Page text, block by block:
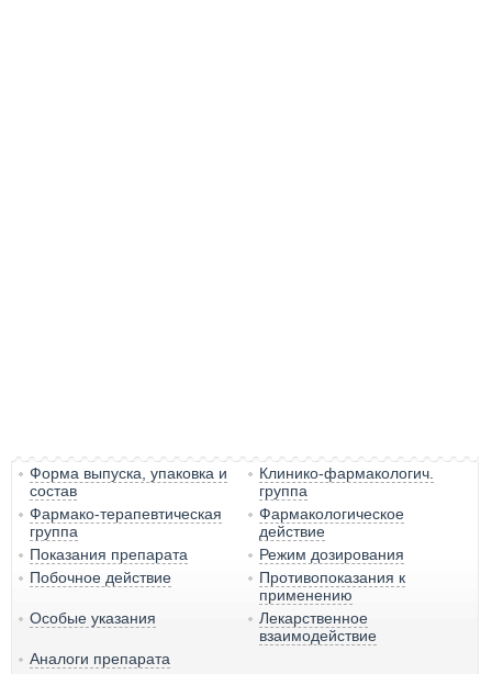
Форма выпуска, упаковка и
состав
Клинико-фармакологич.
группа
Фармако-терапевтическая
группа
Фармакологическое
действие
Показания препарата
Режим дозирования
Побочное действие
Противопоказания к
применению
Особые указания
Лекарственное
взаимодействие
Аналоги препарата